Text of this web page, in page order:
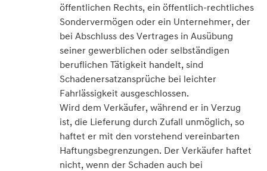
öffentlichen Rechts, ein öffentlich-rechtliches
Sondervermögen oder ein Unternehmer, der
bei Abschluss des Vertrages in Ausübung
seiner gewerblichen oder selbständigen
beruflichen Tätigkeit handelt, sind
Schadenersatzansprüche bei leichter
Fahrlässigkeit ausgeschlossen.
Wird dem Verkäufer, während er in Verzug
ist, die Lieferung durch Zufall unmöglich, so
haftet er mit den vorstehend vereinbarten
Haftungsbegrenzungen. Der Verkäufer haftet
nicht, wenn der Schaden auch bei